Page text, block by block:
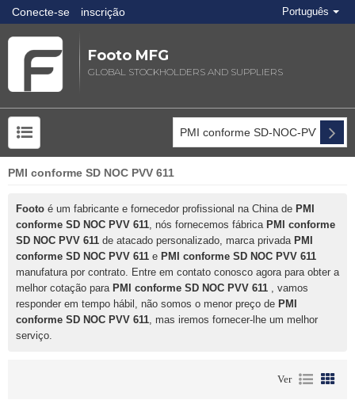
Conecte-se inscrição Português
Footo MFG
GLOBAL STOCKHOLDERS AND SUPPLIERS
PMI conforme SD NOC PVV 611
Footo é um fabricante e fornecedor profissional na China de PMI
conforme SD NOC PVV 611, nós fornecemos fábrica PMI conforme
SD NOC PVV 611 de atacado personalizado, marca privada PMI
conforme SD NOC PVV 611 e PMI conforme SD NOC PVV 611
manufatura por contrato. Entre em contato conosco agora para obter a
melhor cotação para PMI conforme SD NOC PVV 611 , vamos
responder em tempo hábil, não somos o menor preço de PMI
conforme SD NOC PVV 611, mas iremos fornecer-lhe um melhor
serviço.
Ver